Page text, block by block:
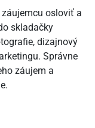
osloviť a
skladačky
dizajnový
Správne
záujem a